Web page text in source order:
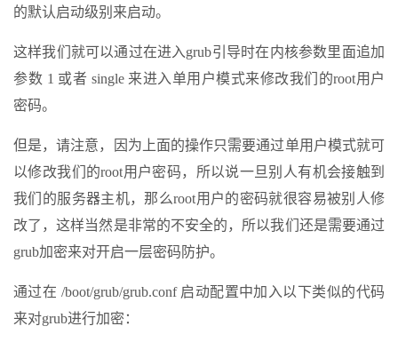
的默认启动级别来启动。
这样我们就可以通过在进入grub引导时在内核参数里面追加
参数 1 或者 single 来进入单用户模式来修改我们的root用户
密码。
但是，请注意，因为上面的操作只需要通过单用户模式就可
以修改我们的root用户密码，所以说一旦别人有机会接触到
我们的服务器主机，那么root用户的密码就很容易被别人修
改了，这样当然是非常的不安全的，所以我们还是需要通过
grub加密来对开启一层密码防护。
通过在 /boot/grub/grub.conf 启动配置中加入以下类似的代码
来对grub进行加密：